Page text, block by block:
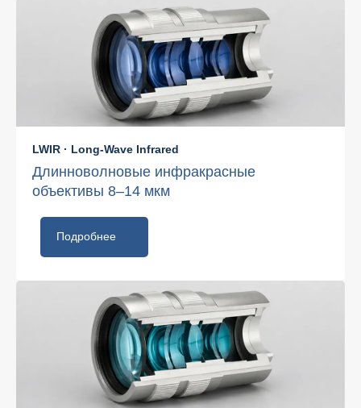
LWIR · Long-Wave Infrared
Длинноволновые инфракрасные
объективы 8–14 мкм
Подробнее